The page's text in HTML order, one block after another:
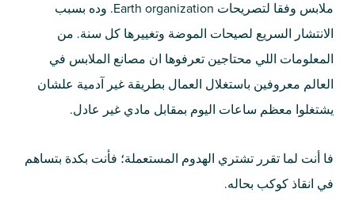
ملابس وفقا لتصريحات Earth organization. وده بسبب
الانتشار السريع لصيحات الموضة وتغييرها كل سنة. من
المعلومات اللي محتاجين تعرفوها ان مصانع الملابس في
العالم معروفين باستغلال العمال بطريقة غير آدمية علشان
يشتغلوا معظم ساعات اليوم بمقابل مادي غير عادل.
فا أنت لما تقرر تشتري الهدوم المستعملة؛ فأنت بكدة بتساهم
في انقاذ كوكب بحاله.